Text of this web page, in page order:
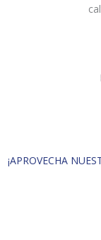
¡APROVECHA